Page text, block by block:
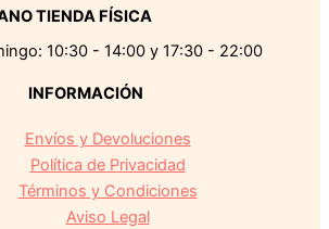
TIENDA FÍSICA
10:30 - 14:00 y 17:30 - 22:00
INFORMACIÓN
Envíos y Devoluciones
Política de Privacidad
Términos y Condiciones
Aviso Legal